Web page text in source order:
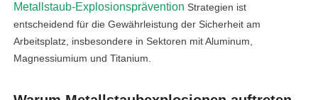
Metallstaub-Explosionsprävention Strategien ist
entscheidend für die Gewährleistung der Sicherheit am
Arbeitsplatz, insbesondere in Sektoren mit Aluminum,
Magnessiumium und Titanium.